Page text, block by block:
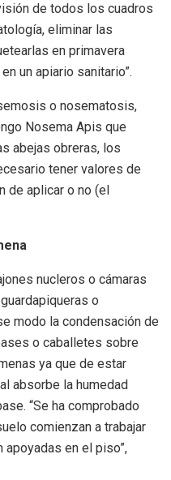
de todos los cuadros
eliminar las
en primavera
un apiario sanitario”.
o nosematosis,
Nosema Apis que
abejas obreras, los
tener valores de
de aplicar o no (el
nucleros o cámaras
o
modo la condensación de
o caballetes sobre
ya que de estar
absorbe la humedad
“Se ha comprobado
comienzan a trabajar
apoyadas en el piso”,